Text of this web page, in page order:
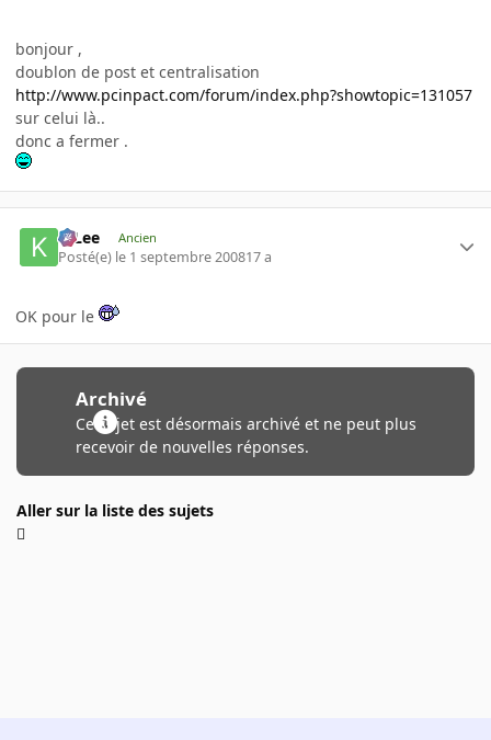
bonjour ,
doublon de post et centralisation
http://www.pcinpact.com/forum/index.php?showtopic=131057
sur celui là..
donc a fermer .
K-Lee Ancien
Posté(e) le 1 septembre 200817 a
OK pour le
Archivé
Ce sujet est désormais archivé et ne peut plus
recevoir de nouvelles réponses.
Aller sur la liste des sujets